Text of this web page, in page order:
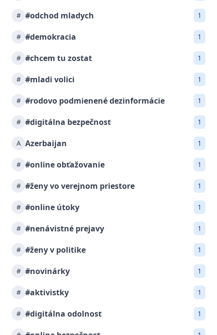
# #odchod mladych 1
# #demokracia 1
# #chcem tu zostat 1
# #mladi volici 1
# #rodovo podmienené dezinformácie 1
# #digitálna bezpečnosť 1
A Azerbaijan 1
# #online obťažovanie 1
# #ženy vo verejnom priestore 1
# #online útoky 1
# #nenávistné prejavy 1
# #ženy v politike 1
# #novinárky 1
# #aktivistky 1
# #digitálna odolnosť 1